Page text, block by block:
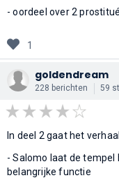
- oordeel over 2
1
goldendream
228 berichten 59
In deel 2 gaat het
- Salomo laat de
belangrijke functie